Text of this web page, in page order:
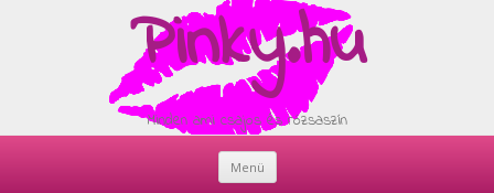
Pinky.hu
Minden ami csajos és rózsaszín
Menü